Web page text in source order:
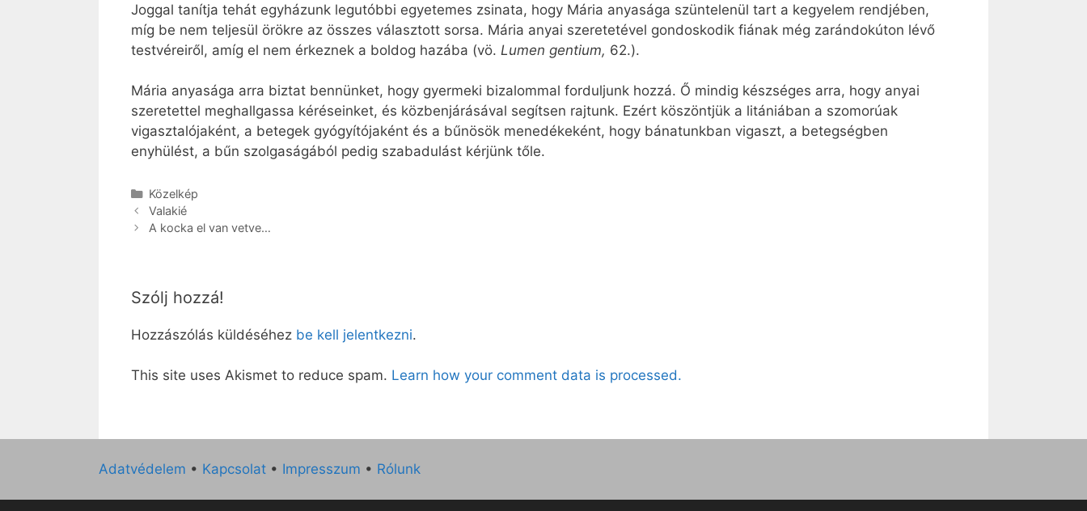
Joggal tanítja tehát egyházunk legutóbbi egyetemes zsinata, hogy Mária anyasága szüntelenül tart a kegyelem rendjében,
míg be nem teljesül örökre az összes választott sorsa. Mária anyai szeretetével gondoskodik fiának még zarándokúton lévő
testvéreiről, amíg el nem érkeznek a boldog hazába (vö. Lumen gentium, 62.).
Mária anyasága arra biztat bennünket, hogy gyermeki bizalommal forduljunk hozzá. Ő mindig készséges arra, hogy anyai
szeretettel meghallgassa kéréseinket, és közbenjárásával segítsen rajtunk. Ezért köszöntjük a litániában a szomorúak
vigasztalójaként, a betegek gyógyítójaként és a bűnösök menedékeként, hogy bánatunkban vigaszt, a betegségben
enyhülést, a bűn szolgaságából pedig szabadulást kérjünk tőle.
Kategória
Közelkép
Valakié
A kocka el van vetve…
Szólj hozzá!
Hozzászólás küldéséhez be kell jelentkezni.
This site uses Akismet to reduce spam. Learn how your comment data is processed.
Adatvédelem • Kapcsolat • Impresszum • Rólunk